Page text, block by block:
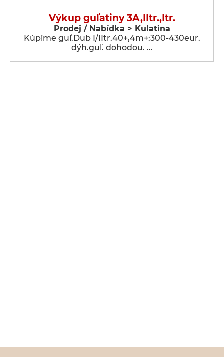
Výkup guľatiny 3A,IItr.,Itr.
Prodej / Nabídka > Kulatina
Kúpime guľ.Dub I/IItr.40+,4m+:300-430eur.
dýh.guľ. dohodou. …